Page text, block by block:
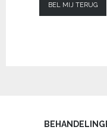
BEL MIJ TERUG